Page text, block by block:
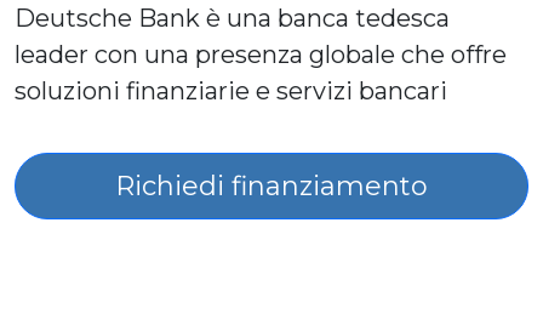
Deutsche Bank è una banca tedesca
leader con una presenza globale che offre
soluzioni finanziarie e servizi bancari
Richiedi finanziamento